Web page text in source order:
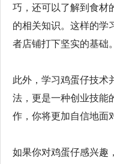
巧，还可以了解到食材
的相关知识。这样的学
者店铺打下坚实的基础。
此外，学习鸡蛋仔技术
法，更是一种创业技能
作，你将更加自信地面
如果你对鸡蛋仔感兴趣